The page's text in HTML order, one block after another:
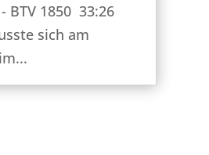
BTV 1850 33:26
sich am